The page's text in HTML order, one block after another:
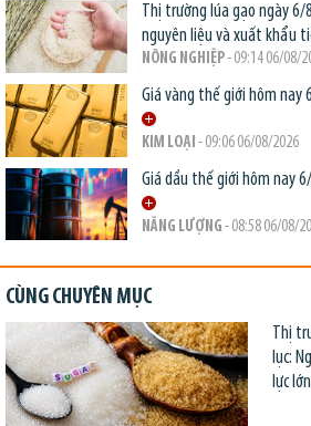
Thị trường lúa gạo ngày
nguyên liệu và xuất khẩu
NÔNG NGHIỆP- 09:14 06/08/
Giá vàng thế giới hôm nay
KIM LOẠI - 09:06 06/08/2026
Giá dầu thế giới hôm nay
NĂNG LƯỢNG - 08:58 06/08/
CÙNG CHUYÊN MỤC
Thị
lục:
lực